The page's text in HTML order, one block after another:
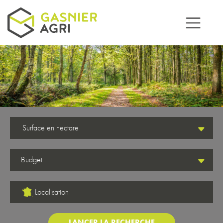
Aller au contenu principal
Surface en hectare
Localisation